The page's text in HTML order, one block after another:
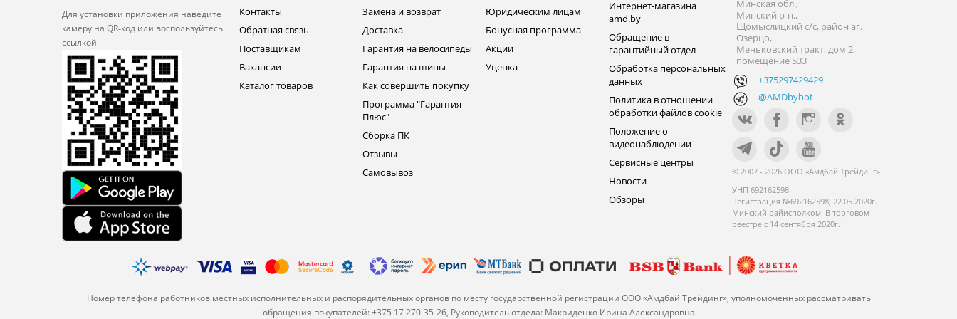
Для установки приложения наведите
камеру на QR‑код или воспользуйтесь
ссылкой
Контакты
Обратная связь
Поставщикам
Вакансии
Каталог товаров
Замена и возврат
Доставка
Гарантия на велосипеды
Гарантия на шины
Как совершить покупку
Программа "Гарантия
Плюс"
Сборка ПК
Отзывы
Самовывоз
Юридическим лицам
Бонусная программа
Акции
Уценка
Интернет-магазина
amd.by
Обращение в
гарантийный отдел
Обработка персональных
данных
Политика в отношении
обработки файлов cookie
Положение о
видеонаблюдении
Сервисные центры
Новости
Обзоры
Минская обл.,
Минский р-н.,
Щомыслицкий с/с, район аг.
Озерцо,
Меньковский тракт, дом 2,
помещение 533
+375297429429
@AMDbybot
© 2007 - 2026 ООО «Амдбай Трейдинг»
УНП 692162598
Регистрация №692162598, 22.05.2020г.
Минский райисполком. В торговом
реестре с 14 сентября 2020г.
Номер телефона работников местных исполнительных и распорядительных органов по месту государственной регистрации ООО «Амдбай Трейдинг», уполномоченных рассматривать
обращения покупателей: +375 17 270-35-26, Руководитель отдела: Макриденко Ирина Александровна